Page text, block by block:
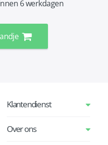
6 werkdagen
Klantendienst
Over ons